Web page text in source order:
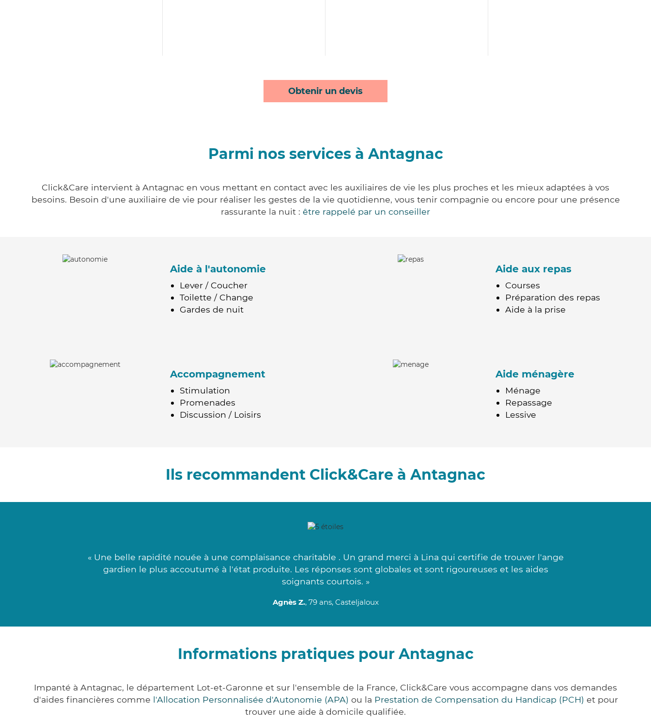
Obtenir un devis
Parmi nos services à Antagnac
Click&Care intervient à Antagnac en vous mettant en contact avec les auxiliaires de vie les plus proches et les mieux adaptées à vos
besoins. Besoin d'une auxiliaire de vie pour réaliser les gestes de la vie quotidienne, vous tenir compagnie ou encore pour une présence
rassurante la nuit : être rappelé par un conseiller
Aide à l'autonomie
Lever / Coucher
Toilette / Change
Gardes de nuit
Aide aux repas
Courses
Préparation des repas
Aide à la prise
Accompagnement
Stimulation
Promenades
Discussion / Loisirs
Aide ménagère
Ménage
Repassage
Lessive
Ils recommandent Click&Care à Antagnac
« Une belle rapidité nouée à une complaisance charitable . Un grand merci à Lina qui certifie de trouver l'ange
gardien le plus accoutumé à l'état produite. Les réponses sont globales et sont rigoureuses et les aides
soignants courtois. »
Agnès Z., 79 ans, Casteljaloux
Informations pratiques pour Antagnac
Impanté à Antagnac, le département Lot-et-Garonne et sur l'ensemble de la France, Click&Care vous accompagne dans vos demandes
d'aides financières comme l'Allocation Personnalisée d'Autonomie (APA) ou la Prestation de Compensation du Handicap (PCH) et pour
trouver une aide à domicile qualifiée.